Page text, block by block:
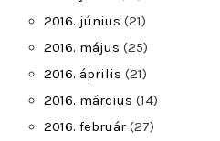
2016. június (21)
2016. május (25)
2016. április (21)
2016. március (14)
2016. február (27)